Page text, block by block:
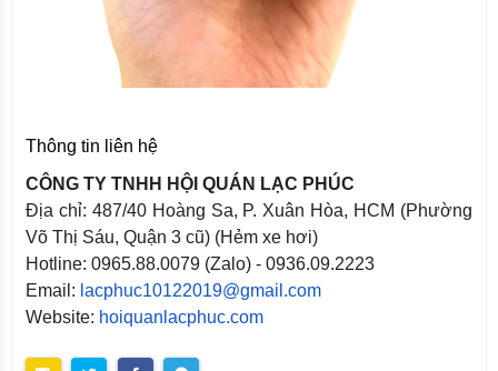
Thông tin liên hệ
CÔNG TY TNHH HỘI QUÁN LẠC PHÚC
Địa chỉ: 487/40 Hoàng Sa, P. Xuân Hòa, HCM (Phường
Võ Thị Sáu, Quận 3 cũ) (Hẻm xe hơi)
Hotline: 0965.88.0079 (Zalo) - 0936.09.2223
Email: lacphuc10122019@gmail.com
Website: hoiquanlacphuc.com